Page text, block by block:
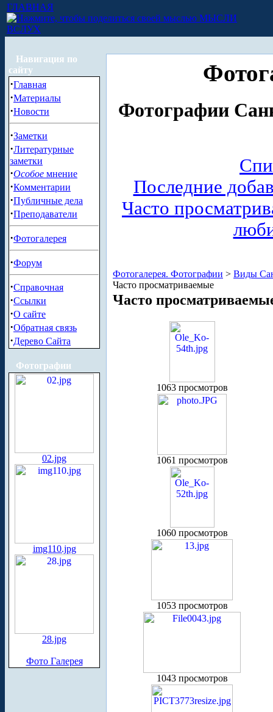
ГЛАВНАЯ
МЫСЛИ
ВСЛУХ
Навигация по
сайту
·Главная
·Материалы
·Новости
·Заметки
·Литературные
заметки
·Особое мнение
·Комментарии
·Публичные дела
·Преподаватели
·Фотогалерея
·Форум
·Справочная
·Ссылки
·О сайте
·Обратная связь
·Дерево Сайта
Фотографии
02.jpg
img110.jpg
28.jpg
Фото Галерея
Фотографии
Последние
Часто
Фотогалерея. Фотографии > Виды
Часто просматриваемые
Часто
1063 просмотров
1061 просмотров
1060 просмотров
1053 просмотров
1043 просмотров